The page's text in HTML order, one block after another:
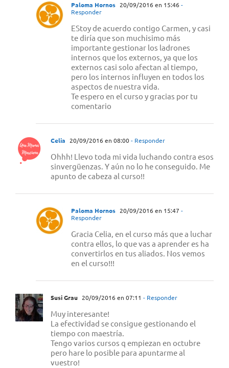
Paloma Hornos 20/09/2016 en 15:46 -
Responder
EStoy de acuerdo contigo Carmen, y casi
te diría que son muchisimo más
importante gestionar los ladrones
internos que los externos, ya que los
externos casi solo afectan al tiempo,
pero los internos influyen en todos los
aspectos de nuestra vida.
Te espero en el curso y gracias por tu
comentario
Celia 20/09/2016 en 08:00- Responder
Ohhh! Llevo toda mi vida luchando contra esos
sinvergüenzas. Y aún no lo he conseguido. Me
apunto de cabeza al curso!!
Paloma Hornos 20/09/2016 en 15:47 -
Responder
Gracia Celia, en el curso más que a luchar
contra ellos, lo que vas a aprender es ha
convertirlos en tus aliados. Nos vemos
en el curso!!!
Susi Grau 20/09/2016 en 07:11 - Responder
Muy interesante!
La efectividad se consigue gestionando el
tiempo con maestría.
Tengo varios cursos q empiezan en octubre
pero hare lo posible para apuntarme al
vuestro!